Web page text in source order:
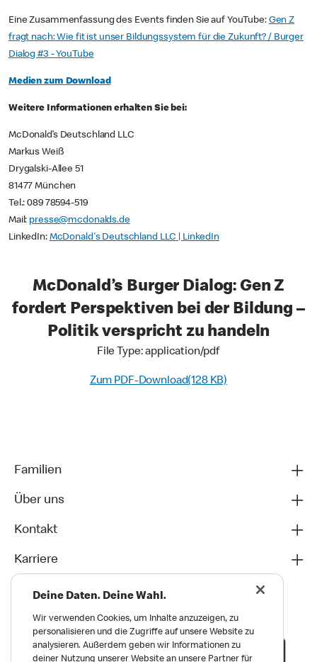
Eine Zusammenfassung des Events finden Sie auf YouTube: Gen Z
fragt nach: Wie fit ist unser Bildungssystem für die Zukunft? / Burger
Dialog #3 - YouTube
Medien zum Download
Weitere Informationen erhalten Sie bei:
McDonald’s Deutschland LLC
Markus Weiß
Drygalski-Allee 51
81477 München
Tel.: 089 78594-519
Mail: presse@mcdonalds.de
LinkedIn: McDonald's Deutschland LLC | LinkedIn
McDonald’s Burger Dialog: Gen Z
fordert Perspektiven bei der Bildung –
Politik verspricht zu handeln
File Type: application/pdf
Zum PDF-Download(128 KB)
Familien
Über uns
Kontakt
Karriere
Deine Daten. Deine Wahl.
Wir verwenden Cookies, um Inhalte anzuzeigen, zu
personalisieren und die Zugriffe auf unsere Website zu
analysieren. Außerdem geben wir Informationen zu
deiner Nutzung unserer Website an unsere Partner für